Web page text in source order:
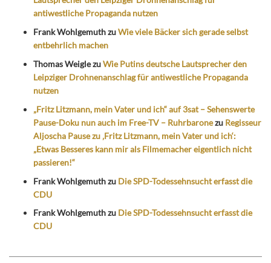
antiwestliche Propaganda nutzen
Frank WohlgemuthzuWie viele Bäcker sich gerade selbst
entbehrlich machen
Thomas WeiglezuWie Putins deutsche Lautsprecher den
Leipziger Drohnenanschlag für antiwestliche Propaganda
nutzen
„Fritz Litzmann, mein Vater und ich“ auf 3sat – Sehenswerte
Pause-Doku nun auch im Free-TV – Ruhrbaronezu Regisseur
Aljoscha Pause zu ‚Fritz Litzmann, mein Vater und ich‘:
„Etwas Besseres kann mir als Filmemacher eigentlich nicht
passieren!“
Frank Wohlgemuthzu Die SPD-Todessehnsucht erfasst die
CDU
Frank Wohlgemuthzu Die SPD-Todessehnsucht erfasst die
CDU